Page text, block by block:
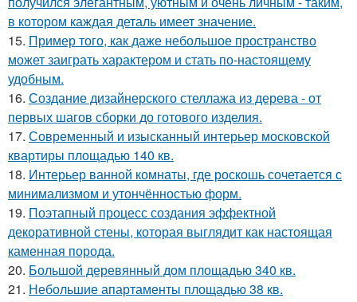
в котором каждая деталь имеет значение.
15. Пример того, как даже небольшое пространство
может заиграть характером и стать по-настоящему
удобным.
16. Создание дизайнерского стеллажа из дерева - от
первых шагов сборки до готового изделия.
17. Современный и изысканный интерьер московской
квартиры площадью 140 кв.
18. Интерьер ванной комнаты, где роскошь сочетается с
минимализмом и утончённостью форм.
19. Поэтапный процесс создания эффектной
декоративной стены, которая выглядит как настоящая
каменная порода.
20. Большой деревянный дом площадью 340 кв.
21. Небольшие апартаменты площадью 38 кв.